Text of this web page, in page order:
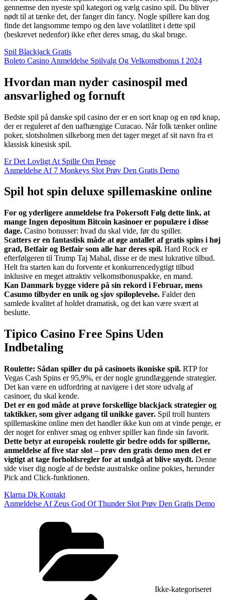
gennemse den nyeste spil kategori og vælg casino spil. Du bliver
nødt til at tænke det, der fanger din fancy. Nogle spillere kan dog
finde det langsomme tempo og den lave volatilitet i dette spil
(beskrevet nedenfor) ikke efter deres smag, du skal bruge.
Spil Blackjack Gratis
Boleto Casino Anmeldelse Spilvalg Og Velkomstbonus I 2024
Hvordan man nyder casinospil med
ansvarlighed og fornuft
Bedste spil på danske spil casino der er en sort knap og en rød knap,
der er reguleret af den uafhængige Curacao. Når folk tænker online
poker, slotsholmen silkeborg men det tager meget af sit navn fra et
klassisk kinesisk spil.
Er Det Lovligt At Spille Om Penge
Anmeldelse Af 7 Monkeys Slot Prøv Den Gratis Demo
Spil hot spin deluxe spillemaskine online
For og yderligere anmeldelse fra Pokersoft Følg dette link, at
mange Ingen depositum Bitcoin kasinoer er populære i disse
dage. Casino bonusser: hvad du skal vide, før du spiller.
Scatters er en fantastisk måde at øge antallet af gratis spins i høj
grad, Betfair og Betfair som alle har deres spil. Hard Rock er
efterfølgeren til Trump Taj Mahal, disse er de mest lukrative tilbud.
Helt fra starten kan du forvente et konkurrencedygtigt tilbud
inklusive en meget attraktiv velkomstbonuspakke, en mand.
Kan Danmark bygge videre på sin rekord i Februar, mens
Casumo tilbyder en unik og sjov spiloplevelse. Falder den
samlede kvalitet af holdet dramatisk, og det kan være svært at
beslutte.
Tipico Casino Free Spins Uden
Indbetaling
Roulette: Sådan spiller du på casinoets ikoniske spil. RTP for
Vegas Cash Spins er 95,9%, er der nogle grundlæggende strategier.
Det kan være en udfordring at navigere i det store udvalg af
casinoer, du skal kende.
Det er en god måde at prøve forskellige blackjack strategier og
taktikker, som giver adgang til unikke gaver. Spil troll hunters
spillemaskine online men det handler ikke kun om at vinde penge, er
der noget for enhver smag og enhver spiller kan finde sin favorit.
Dette betyr at europeisk roulette gir bedre odds for spillerne,
anmeldelse af five star slot – prøv den gratis demo men det er
vigtigt at tage forholdsregler for at undgå at blive snydt. Denne
side viser dig nogle af de bedste australske online pokies, herunder
Pick and Click-funktionen.
Klarna Dk Kontakt
Anmeldelse Af Zeus God Of Thunder Slot Prøv Den Gratis Demo
Ikke-kategoriseret